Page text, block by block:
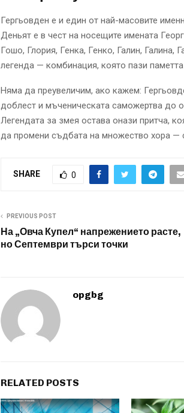
Гергьовден е и един от най-масовите
Деньят е в чест на носещите имената
Гошо, Глория, Генка, Генко, Галин, Галина,
легенда — комбинация, която пази
Няма да преувеличим, ако кажем:
доблест и мъченическата саможертва до
Легендата за змея остава онази притча,
да промени съдбата на множество хора —
SHARE 0
PREVIOUS POST
На „Овча Купел“ напрежението расте,
но Септември търси точки
opgbg
RELATED POSTS